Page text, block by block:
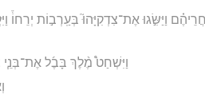
וַיַּשִּׂ֣גוּ אֶת־צִדְקִיָּהוּ֮ בְּעַֽרְב֣וֹת
וַיִּשְׁחַט֩ מֶ֨לֶךְ בָּבֶ֜ל אֶת־בְּנֵ֧י